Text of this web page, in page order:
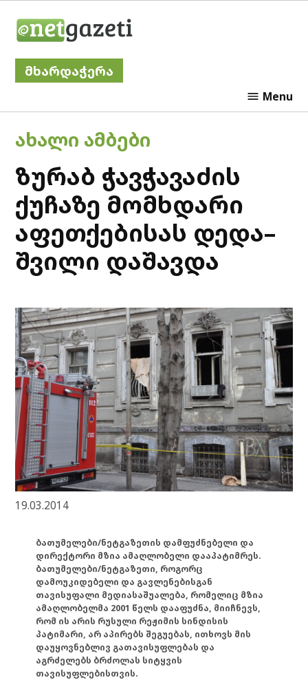
მხარდაჭერა
Menu
POSTED
IN
ᲐᲮᲐᲚᲘ ᲐᲛᲑᲔᲑᲘ
ზურაბ ჭავჭავაძის
ქუჩაზე მომხდარი
აფეთქებისას დედა–
შვილი დაშავდა
19.03.2014
ბათუმელები/ნეტგაზეთის დამფუძნებელი და
დირექტორი მზია ამაღლობელი დააპატიმრეს.
ბათუმელები/ნეტგაზეთი, როგორც
დამოუკიდებელი და გავლენებისგან
თავისუფალი მედიასაშუალება, რომელიც მზია
ამაღლობელმა 2001 წელს დააფუძნა, მიიჩნევს,
რომ ის არის რუსული რეჟიმის სინდისის
პატიმარი, არ აპირებს შეგუებას, ითხოვს მის
დაუყოვნებლივ გათავისუფლებას და
აგრძელებს ბრძოლას სიტყვის
თავისუფლებისთვის.